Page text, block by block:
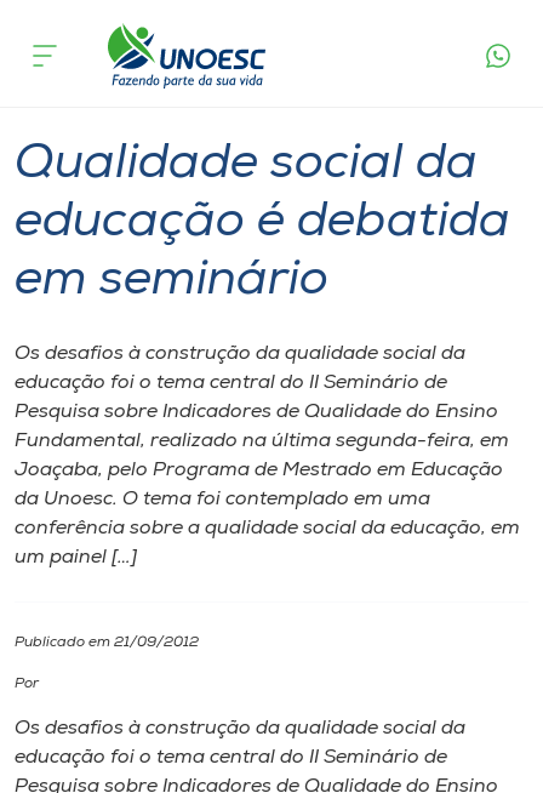
Cursos
Pesquisa
Atendimento ao Estudante
Portal de Ensino
A
Internacionalização
Cultura
acontece
Qualidade social da
educação é debatida
em seminário
Os desafios à construção da qualidade social da
educação foi o tema central do II Seminário de
Pesquisa sobre Indicadores de Qualidade do Ensino
Fundamental, realizado na última segunda-feira, em
Joaçaba, pelo Programa de Mestrado em Educação
da Unoesc. O tema foi contemplado em uma
conferência sobre a qualidade social da educação, em
um painel […]
Publicado em 21/09/2012
Por
Os desafios à construção da qualidade social da
educação foi o tema central do II Seminário de
Pesquisa sobre Indicadores de Qualidade do Ensino